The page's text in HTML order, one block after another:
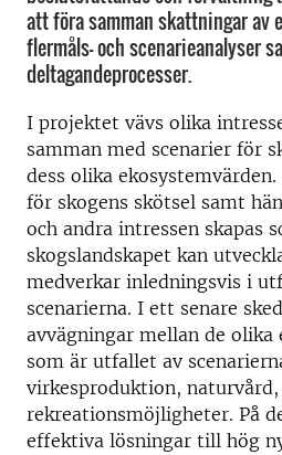
att föra samman skattningar av
flermåls- och scenarieanalyser
deltagandeprocesser.
I projektet vävs olika
samman med scenarier för
dess olika
för skogens skötsel samt
och andra intressen skapas
skogslandskapet kan
medverkar inledningsvis i
scenarierna. I ett senare
avvägningar mellan de olika
som är utfallet av
virkesproduktion,
rekreationsmöjligheter. På
effektiva lösningar till hög